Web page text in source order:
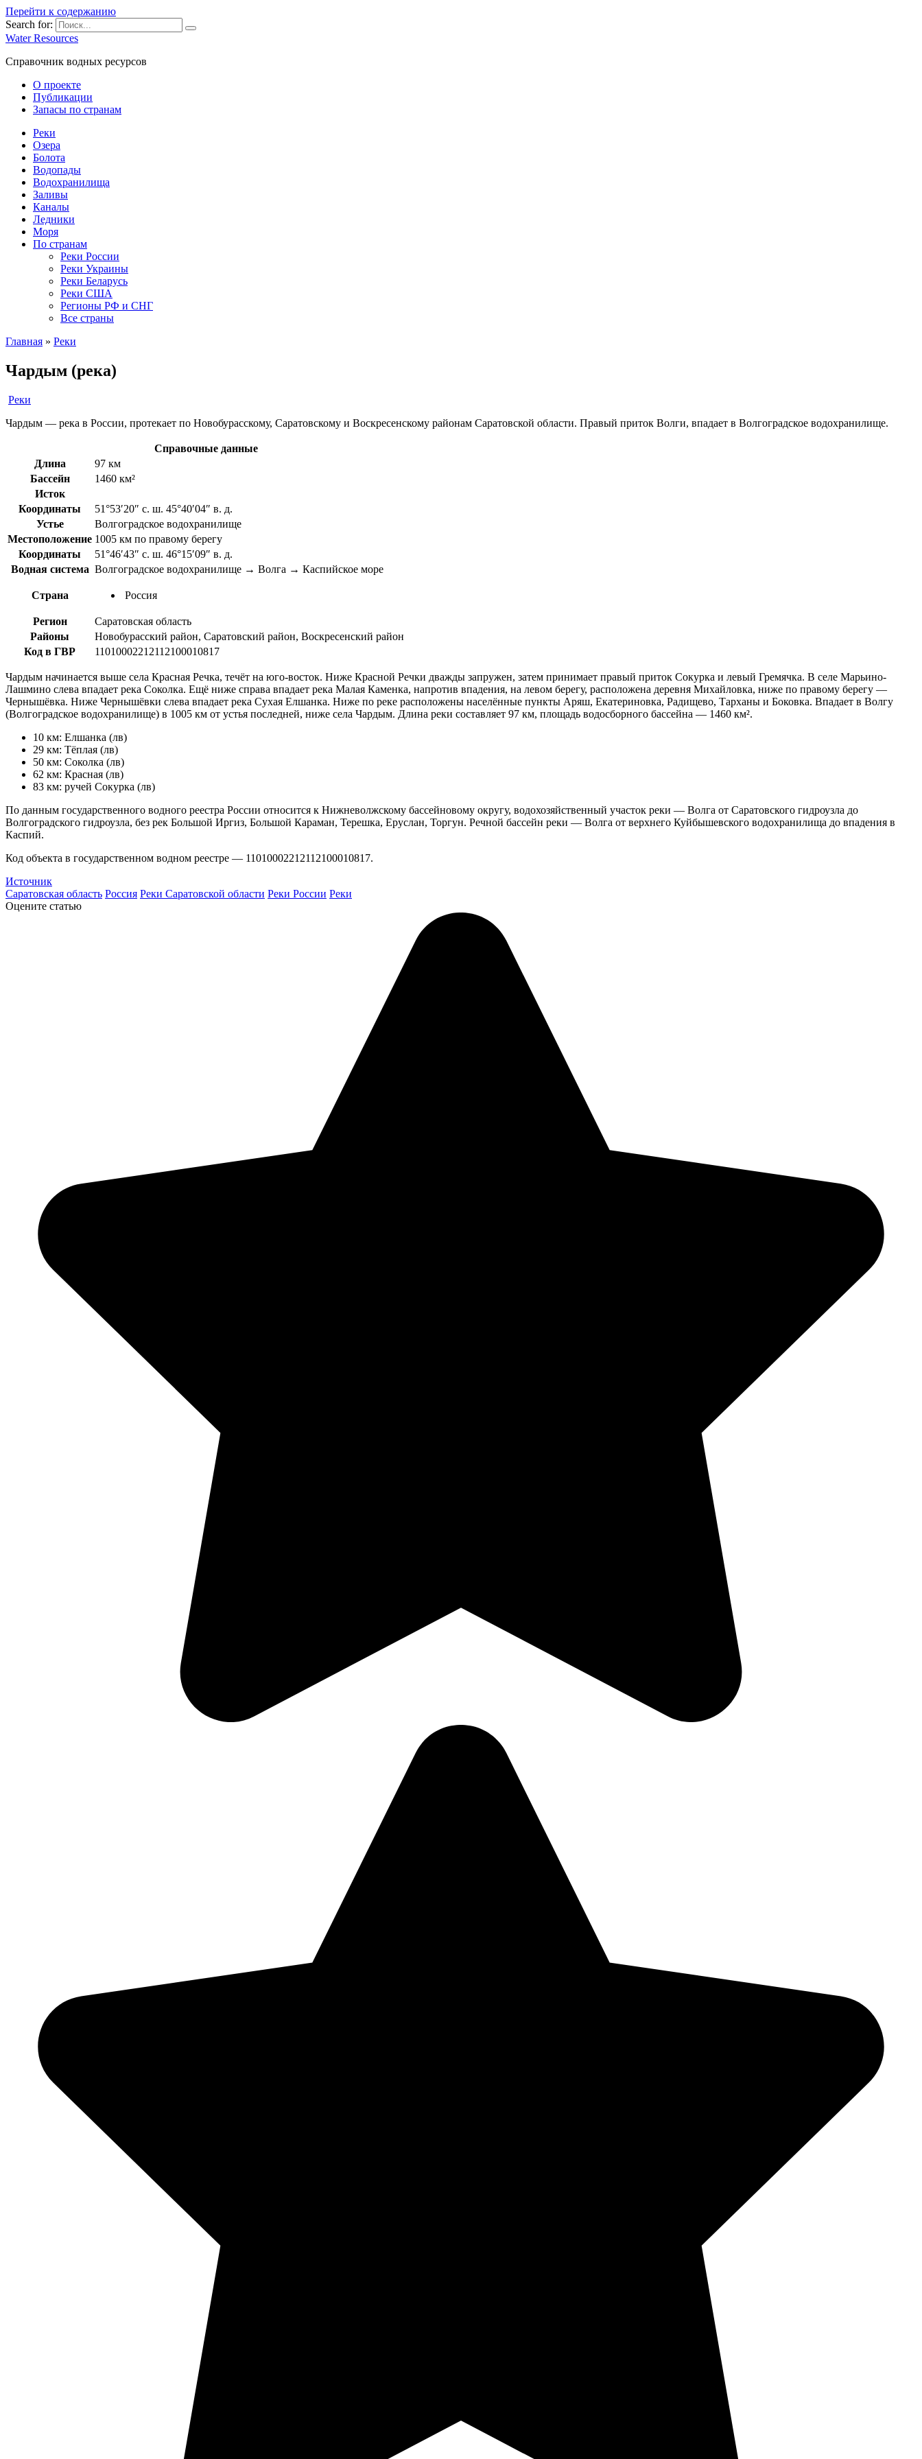
Перейти к содержанию
Search for:
Water Resources
Справочник водных ресурсов
О проекте
Публикации
Запасы по странам
Реки
Озера
Болота
Водопады
Водохранилища
Заливы
Каналы
Ледники
Моря
По странам
Реки России
Реки Украины
Реки Беларусь
Реки США
Регионы РФ и СНГ
Все страны
Главная » Реки
Чардым (река)
Реки
Чардым — река в России, протекает по Новобурасскому, Саратовскому и Воскресенскому районам Саратовской области. Правый приток Волги, впадает в Волгоградское водохранилище.
Справочные данные
Длина
97 км
Бассейн
1460 км²
Исток
Координаты
51°53′20″ с. ш. 45°40′04″ в. д.
Устье
Волгоградское водохранилище
Местоположение 1005 км по правому берегу
Координаты
51°46′43″ с. ш. 46°15′09″ в. д.
Водная система Волгоградское водохранилище → Волга → Каспийское море
Страна Россия
Регион
Саратовская область
Районы
Новобурасский район, Саратовский район, Воскресенский район
Код в ГВР
11010002212112100010817
Чардым начинается выше села Красная Речка, течёт на юго-восток. Ниже Красной Речки дважды запружен, затем принимает правый приток Сокурка и левый Гремячка. В селе Марьино-
Лашмино слева впадает река Соколка. Ещё ниже справа впадает река Малая Каменка, напротив впадения, на левом берегу, расположена деревня Михайловка, ниже по правому берегу —
Чернышёвка. Ниже Чернышёвки слева впадает река Сухая Елшанка. Ниже по реке расположены населённые пункты Аряш, Екатериновка, Радищево, Тарханы и Боковка. Впадает в Волгу
(Волгоградское водохранилище) в 1005 км от устья последней, ниже села Чардым. Длина реки составляет 97 км, площадь водосборного бассейна — 1460 км².
10 км: Елшанка (лв)
29 км: Тёплая (лв)
50 км: Соколка (лв)
62 км: Красная (лв)
83 км: ручей Сокурка (лв)
По данным государственного водного реестра России относится к Нижневолжскому бассейновому округу, водохозяйственный участок реки — Волга от Саратовского гидроузла до
Волгоградского гидроузла, без рек Большой Иргиз, Большой Караман, Терешка, Еруслан, Торгун. Речной бассейн реки — Волга от верхнего Куйбышевского водохранилища до впадения в
Каспий.
Код объекта в государственном водном реестре — 11010002212112100010817.
Источник
Саратовская область Россия Реки Саратовской области Реки России Реки
Оцените статью